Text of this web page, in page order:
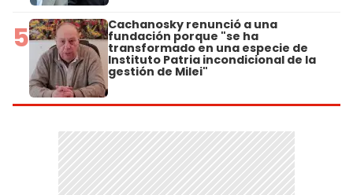
5 Cachanosky renunció a una
fundación porque "se ha
transformado en una especie de
Instituto Patria incondicional de la
gestión de Milei"